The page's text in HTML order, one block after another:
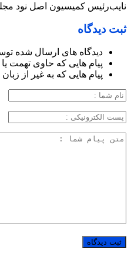
نایب‌رئیس کمیسیون اصل نود
ثبت دیدگاه
دیدگاه های ارسال شده
پیام هایی که حاوی تهمت
پیام هایی که به غیر از